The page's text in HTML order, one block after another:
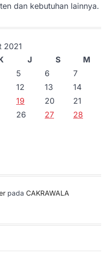
dan kebutuhan lainnya.
2021
J S
M
5 6
7
12 13
14
19 20
21
26 27
28
pada CAKRAWALA